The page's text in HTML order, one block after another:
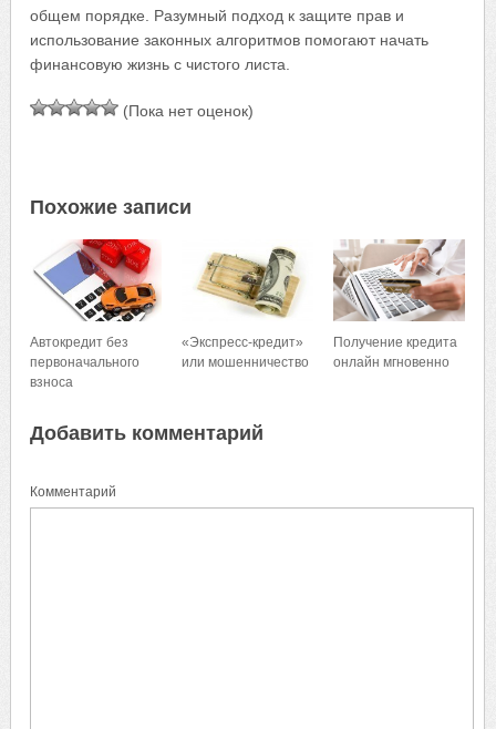
общем порядке. Разумный подход к защите прав и
использование законных алгоритмов помогают начать
финансовую жизнь с чистого листа.
(Пока нет оценок)
Похожие записи
Автокредит без
первоначального
взноса
«Экспресс-кредит»
или мошенничество
Получение кредита
онлайн мгновенно
Добавить комментарий
Комментарий